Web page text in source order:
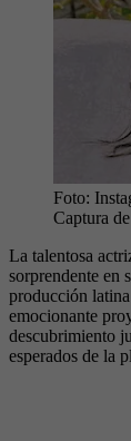
Foto:
Captura
La talentosa
sorprendente en
producción
emocionante
descubrimiento
esperados de la